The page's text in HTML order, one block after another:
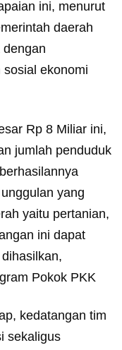
ini, menurut
daerah
ekonomi
Rp 8 Miliar ini,
jumlah penduduk
yang
yaitu pertanian,
ini dapat
Pokok PKK
kedatangan tim
sekaligus